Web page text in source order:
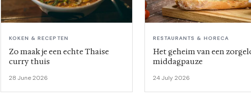
KOKEN & RECEPTEN
Zo maak je een echte Thaise
curry thuis
28 June 2026
RESTAURANTS & HORECA
Het geheim van een
middagpauze
24 July 2026